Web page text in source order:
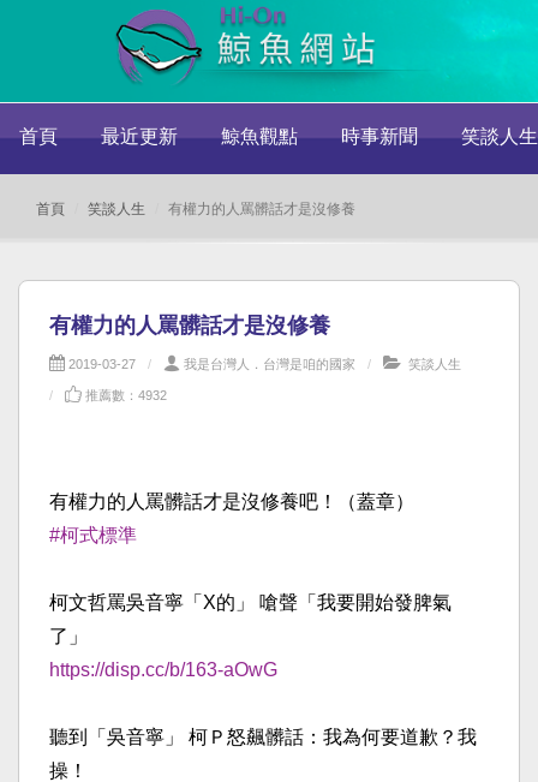
首頁 最近更新 鯨魚觀點 時事新聞 笑談人生
首頁 笑談人生 有權力的人罵髒話才是沒修養
有權力的人罵髒話才是沒修養
2019-03-27 我是台灣人．台灣是咱的國家 笑談人生
推薦數：4932
有權力的人罵髒話才是沒修養吧！（蓋章）
#柯式標準
柯文哲罵吳音寧「X的」 嗆聲「我要開始發脾氣
了」
https://disp.cc/b/163-aOwG
聽到「吳音寧」 柯Ｐ怒飆髒話：我為何要道歉？我
操！